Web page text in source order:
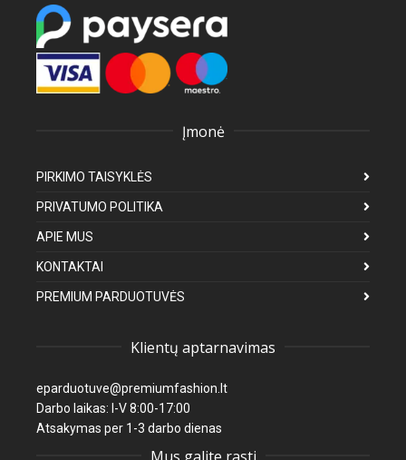
Įmonė
PIRKIMO TAISYKLĖS
PRIVATUMO POLITIKA
APIE MUS
KONTAKTAI
PREMIUM PARDUOTUVĖS
Klientų aptarnavimas
eparduotuve@premiumfashion.lt
Darbo laikas: I-V 8:00-17:00
Atsakymas per 1-3 darbo dienas
Mus galite rasti